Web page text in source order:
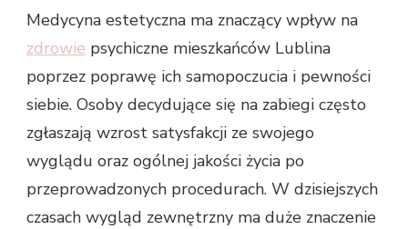
Medycyna estetyczna ma znaczący wpływ na
zdrowie psychiczne mieszkańców Lublina
poprzez poprawę ich samopoczucia i pewności
siebie. Osoby decydujące się na zabiegi często
zgłaszają wzrost satysfakcji ze swojego
wyglądu oraz ogólnej jakości życia po
przeprowadzonych procedurach. W dzisiejszych
czasach wygląd zewnętrzny ma duże znaczenie